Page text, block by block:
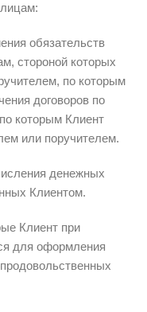
обязательств
стороной которых
по которым
договоров по
которым Клиент
или поручителем.
денежных
Клиентом.
Клиент при
для оформления